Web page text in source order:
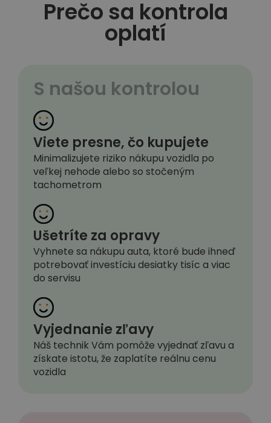
Prečo sa kontrola
oplatí
S našou kontrolou
Viete presne, čo kupujete
Minimalizujete riziko nákupu vozidla po
veľkej nehode alebo so stočeným
tachometrom
Ušetríte za opravy
Vyhnete sa nákupu auta, ktoré bude ihneď
potrebovať investíciu desiatky tisíc a viac
do servisu
Vyjednanie zľavy
Náš technik Vám pomôže vyjednať zľavu a
získate istotu, že zaplatíte reálnu cenu
vozidla